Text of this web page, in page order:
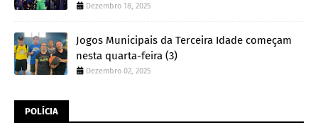
Dezembro 18, 2025
Jogos Municipais da Terceira Idade começam
nesta quarta-feira (3)
Dezembro 02, 2025
POLÍCIA